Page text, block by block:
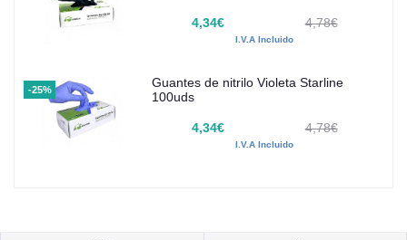
4,34€ 4,78€
I.V.A Incluido
-25%
Guantes de nitrilo Violeta Starline
100uds
4,34€ 4,78€
I.V.A Incluido